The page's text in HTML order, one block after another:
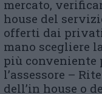
mercato,
house del
offerti dai
mano scegliere
più conveniente
l’assessore –
dell’in house o